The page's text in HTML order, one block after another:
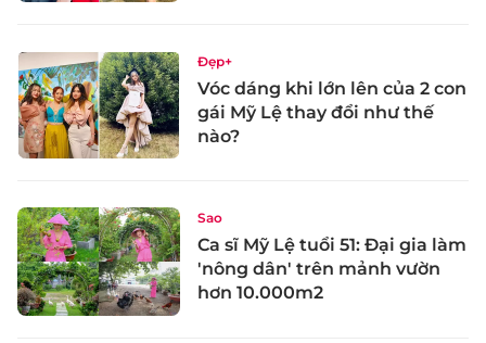
Đẹp+
Vóc dáng khi lớn lên của 2 con
gái Mỹ Lệ thay đổi như thế
nào?
Sao
Ca sĩ Mỹ Lệ tuổi 51: Đại gia làm
'nông dân' trên mảnh vườn
hơn 10.000m2